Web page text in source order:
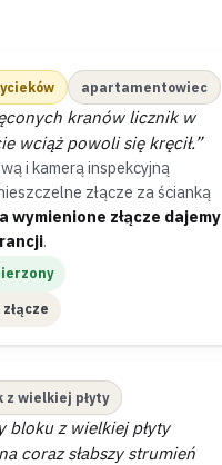
apartamentowiec
kranów licznik w
wciąż powoli się kręcił.”
i kamerą inspekcyjną
złącze za ścianką
wymienione złącze dajemy
.
z wielkiej płyty
bloku z wielkiej płyty
coraz słabszy strumień